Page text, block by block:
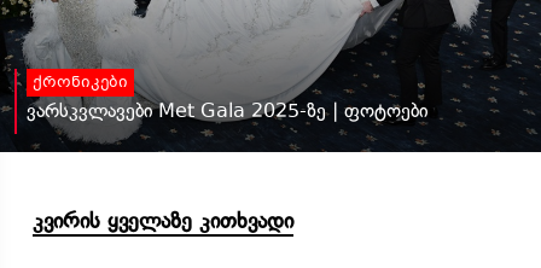
ქრონიკები
ვარსკვლავები Met Gala 2025-ზე | ფოტოები
კვირის ყველაზე კითხვადი